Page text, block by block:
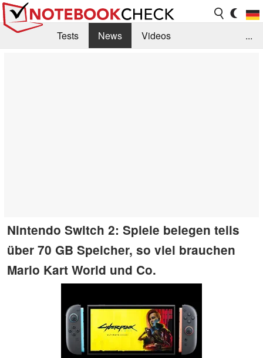
Tests News
Videos
...
Nintendo Switch 2: Spiele belegen teils
über 70 GB Speicher, so viel brauchen
Mario Kart World und Co.